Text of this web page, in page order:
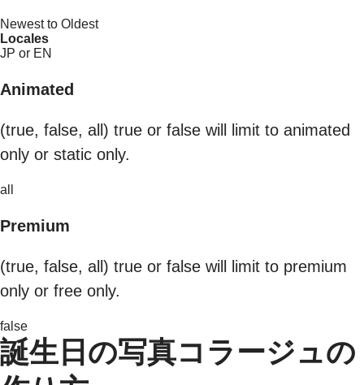
Newest to Oldest
Locales
JP or EN
Animated
(true, false, all) true or false will limit to animated
only or static only.
all
Premium
(true, false, all) true or false will limit to premium
only or free only.
false
誕生日の写真コラージュの